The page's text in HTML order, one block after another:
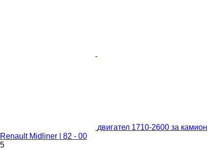
двигател 1710-2600 за камион
Renault Midliner | 82 - 00
5